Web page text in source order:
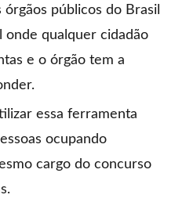
públicos do Brasil
onde qualquer cidadão
e o órgão tem a
essa ferramenta
ocupando
cargo do concurso